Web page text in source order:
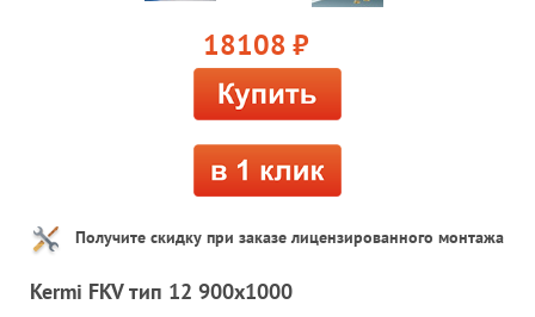
18108 руб.
Получите скидку при заказе лицензированного монтажа
Kermi FKV тип 12 900x1000